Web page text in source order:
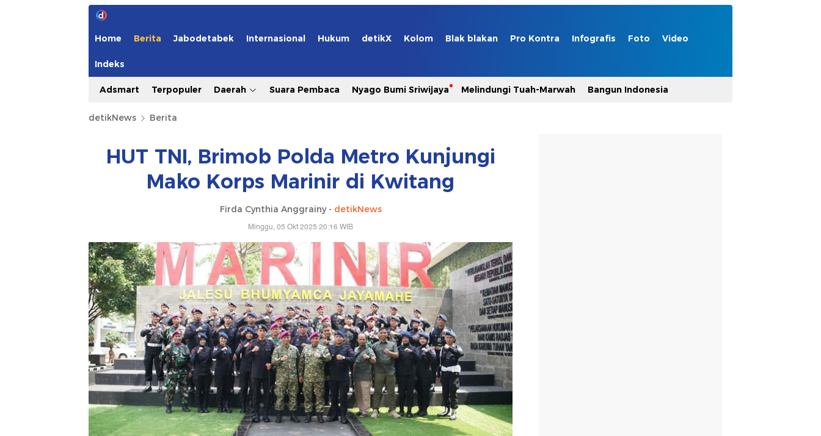
Home Berita Jabodetabek Internasional Hukum detikX Kolom Blak blakan Pro Kontra Infografis Foto Video
Indeks
Adsmart Terpopuler Daerah Suara Pembaca Nyago Bumi Sriwijaya Melindungi Tuah-Marwah Bangun Indonesia
detikNews Berita
HUT TNI, Brimob Polda Metro Kunjungi
Mako Korps Marinir di Kwitang
Firda Cynthia Anggrainy - detikNews
Minggu, 05 Okt 2025 20:16 WIB